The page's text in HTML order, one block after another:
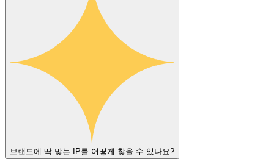
브랜드에 딱 맞는 IP를 어떻게 찾을 수 있나요?